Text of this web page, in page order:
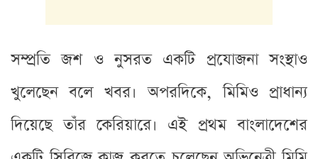
সম্প্রতি জশ ও নুসরত একটি প্রযোজনা সংস্থাও
খুলেছেন বলে খবর। অপরদিকে, মিমিও প্রাধান্য
দিয়েছে তাঁর কেরিয়ারে। এই প্রথম বাংলাদেশের